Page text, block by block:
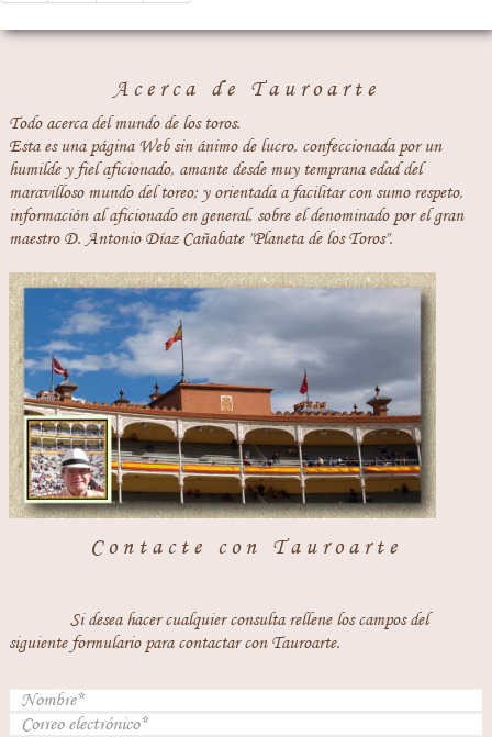
Acerca de Tauroarte
Todo acerca del mundo de los toros.
Esta es una página Web sin ánimo de lucro, confeccionada por un
humilde y fiel aficionado, amante desde muy temprana edad del
maravilloso mundo del toreo; y orientada a facilitar con sumo respeto,
información al aficionado en general, sobre el denominado por el gran
maestro D. Antonio Díaz Cañabate "Planeta de los Toros".
Contacte con Tauroarte
Si desea hacer cualquier consulta rellene los campos del
siguiente formulario para contactar con Tauroarte.